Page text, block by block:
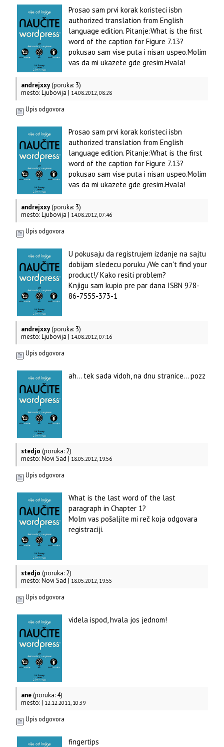
Prosao sam prvi korak koristeci isbn
authorized translation from English
language edition. Pitanje:What is the first
word of the caption for Figure 7.13?
pokusao sam vise puta i nisan uspeo.Molim
vas da mi ukazete gde gresim.Hvala!
andrejxxy(poruka: 3)
mesto: Ljubovija | 14.08.2012, 08:28
Upis odgovora
Prosao sam prvi korak koristeci isbn
authorized translation from English
language edition. Pitanje:What is the first
word of the caption for Figure 7.13?
pokusao sam vise puta i nisan uspeo.Molim
vas da mi ukazete gde gresim.Hvala!
andrejxxy(poruka: 3)
mesto: Ljubovija | 14.08.2012, 07:46
Upis odgovora
U pokusaju da registrujem izdanje na sajtu
dobijam sledecu poruku /We can't find your
product!/ Kako resiti problem?
Knjigu sam kupio pre par dana ISBN 978-
86-7555-373-1
andrejxxy(poruka: 3)
mesto: Ljubovija | 14.08.2012, 07:16
Upis odgovora
ah... tek sada vidoh, na dnu stranice... pozz
stedjo (poruka: 2)
mesto: Novi Sad | 18.05.2012, 19:56
Upis odgovora
What is the last word of the last
paragraph in Chapter 1?
Molm vas pošaljite mi reč koja odgovara
registraciji.
stedjo (poruka: 2)
mesto: Novi Sad | 18.05.2012, 19:55
Upis odgovora
videla ispod, hvala jos jednom!
ane(poruka: 4)
mesto: | 12.12.2011, 10:39
Upis odgovora
fingertips